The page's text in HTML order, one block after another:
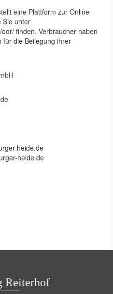
eine Plattform zur Online-
Sie unter
finden. Verbraucher haben
für die Beilegung ihrer
heide.de
heide.de
Reiterhof